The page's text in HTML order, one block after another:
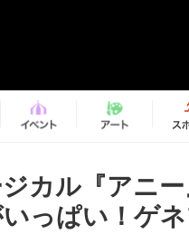
カル『アニ
っぱい！ゲ